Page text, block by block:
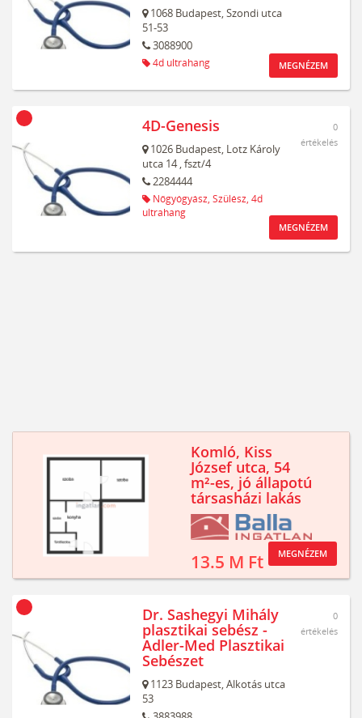
1068 Budapest,Szondi utca
51-53
3088900
4d ultrahang MEGNÉZEM
4D-Genesis
1026 Budapest, Lotz Károly
utca 14, fszt/4
2284444
Nőgyógyász, Szülész, 4d
ultrahang
0
értékelés
MEGNÉZEM
Komló, Kiss
József utca, 54
m²-es, jó állapotú
társasházi lakás
13.5 M Ft MEGNÉZEM
Dr. Sashegyi Mihály
plasztikai sebész -
Adler-Med Plasztikai
Sebészet
1123 Budapest,Alkotás utca
53
0
értékelés